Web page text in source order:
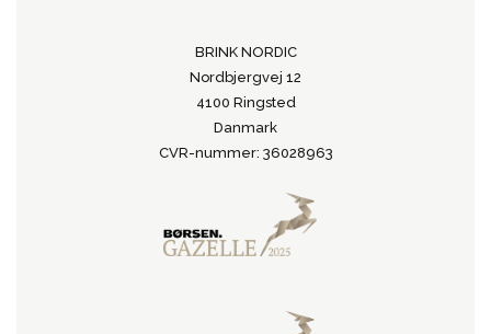
BRINK NORDIC
Nordbjergvej 12
4100 Ringsted
Danmark
CVR-nummer: 36028963